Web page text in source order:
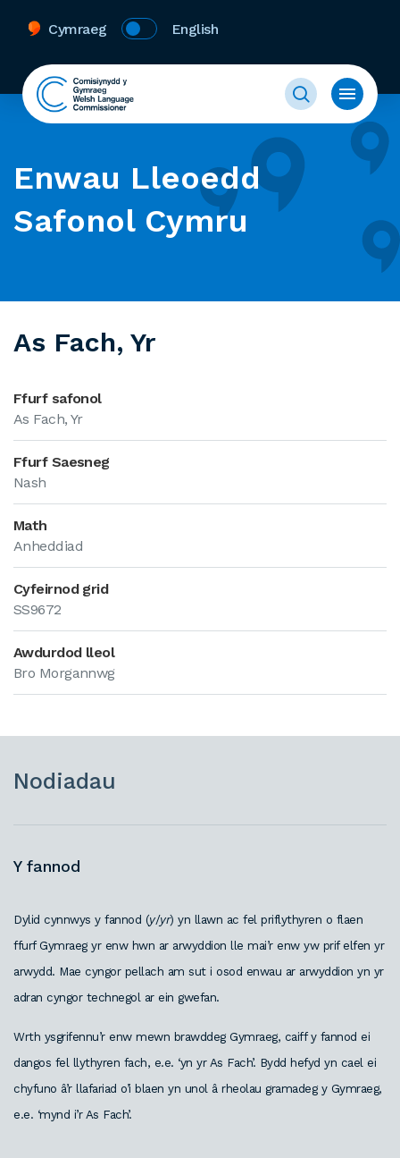
Cymraeg English
Enwau Lleoedd
Safonol Cymru
As Fach, Yr
Ffurf safonol
As Fach, Yr
Ffurf Saesneg
Nash
Math
Anheddiad
Cyfeirnod grid
SS9672
Awdurdod lleol
Bro Morgannwg
Nodiadau
Y fannod
Dylid cynnwys y fannod (y/yr) yn llawn ac fel priflythyren o flaen
ffurf Gymraeg yr enw hwn ar arwyddion lle mai’r enw yw prif elfen yr
arwydd. Mae cyngor pellach am sut i osod enwau ar arwyddion yn yr
adran cyngor technegol ar ein gwefan.
Wrth ysgrifennu’r enw mewn brawddeg Gymraeg, caiff y fannod ei
dangos fel llythyren fach, e.e. ‘yn yr As Fach’. Bydd hefyd yn cael ei
chyfuno â’r llafariad o’i blaen yn unol â rheolau gramadeg y Gymraeg,
e.e. ‘mynd i’r As Fach’.